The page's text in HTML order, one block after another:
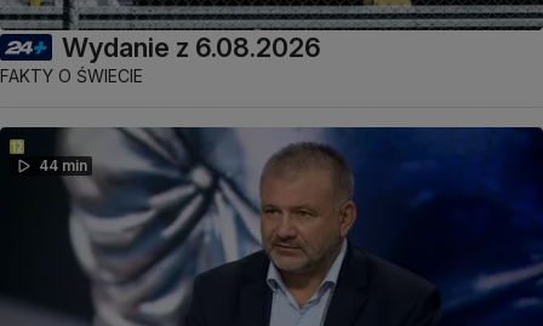
Wydanie z 6.08.2026
FAKTY O ŚWIECIE
44 min